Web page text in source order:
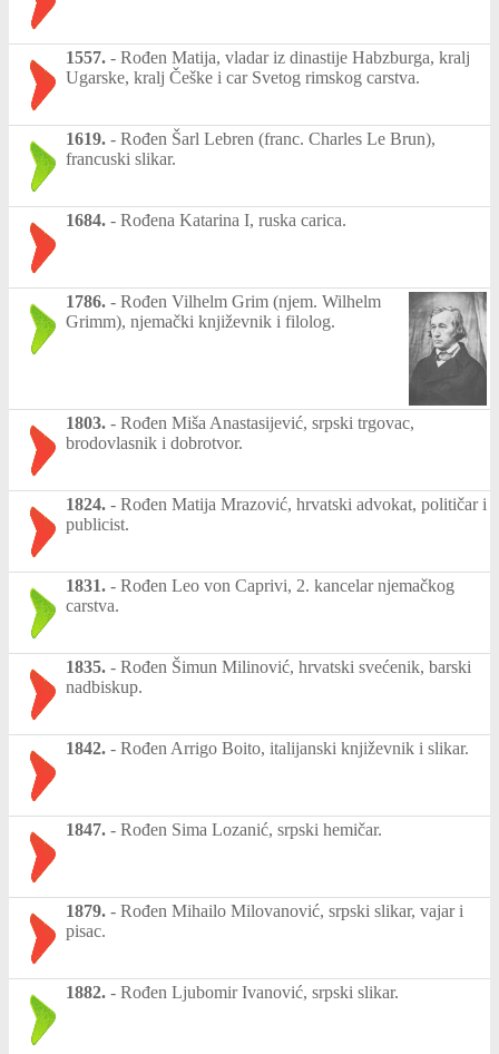
1557. - Rođen Matija, vladar iz dinastije Habzburga, kralj
Ugarske, kralj Češke i car Svetog rimskog carstva.
1619. - Rođen Šarl Lebren (franc. Charles Le Brun),
francuski slikar.
1684. - Rođena Katarina I, ruska carica.
1786. - Rođen Vilhelm Grim (njem. Wilhelm
Grimm), njemački književnik i filolog.
1803. - Rođen Miša Anastasijević, srpski trgovac,
brodovlasnik i dobrotvor.
1824. - Rođen Matija Mrazović, hrvatski advokat, političar i
publicist.
1831. - Rođen Leo von Caprivi, 2. kancelar njemačkog
carstva.
1835. - Rođen Šimun Milinović, hrvatski svećenik, barski
nadbiskup.
1842. - Rođen Arrigo Boito, italijanski književnik i slikar.
1847. - Rođen Sima Lozanić, srpski hemičar.
1879. - Rođen Mihailo Milovanović, srpski slikar, vajar i
pisac.
1882. - Rođen Ljubomir Ivanović, srpski slikar.